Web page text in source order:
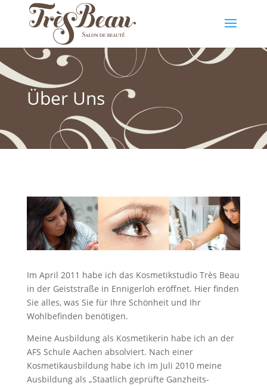
Über Uns
Im April 2011 habe ich das Kosmetikstudio Très Beau
in der Geiststraße in Ennigerloh eröffnet. Hier finden
Sie alles, was Sie für Ihre Schönheit und Ihr
Wohlbefinden benötigen.
Meine Ausbildung als Kosmetikerin habe ich an der
AFS Schule Aachen absolviert. Nach einer
Kosmetikausbildung habe ich im Juli 2010 meine
Ausbildung als „Staatlich geprüfte Ganzheits-